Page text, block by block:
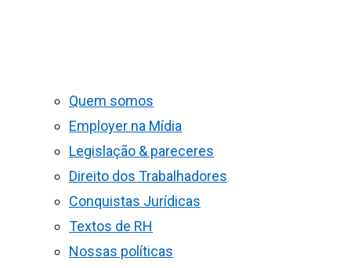
Quem somos
Employer na Mídia
Legislação & pareceres
Direito dos Trabalhadores
Conquistas Jurídicas
Textos de RH
Nossas políticas